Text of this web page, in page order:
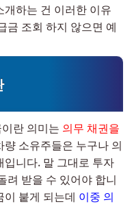
하는 건 이러한 이유
금 조회 하지 않으면 예
란 의미는 의무 채권을
량 소유주들은 누구나 의
니다. 말 그대로 투자
려 받을 수 있어야 합니
붙게 되는데 이중 의